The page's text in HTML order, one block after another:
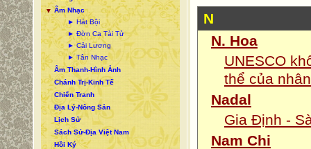
▼ Âm Nhạc
► Hát Bội
► Đờn Ca Tài Tử
► Cải Lương
► Tân Nhạc
Âm Thanh-Hình Ảnh
Chánh Trị-Kinh Tế
Chiến Tranh
Địa Lý-Nông Sản
Lịch Sử
Sách Sử-Địa Việt Nam
Hồi Ký
N
N. Hoa
UNESCO
thể của
Nadal
Gia Định -
Nam Chi